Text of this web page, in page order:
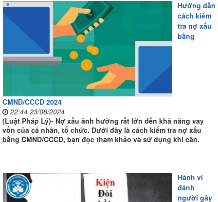
Hướng dẫn
cách kiểm
tra nợ xấu
bằng
CMND/CCCD 2024
22:44 23/08/2024
(Luật Pháp Lý)- Nợ xấu ảnh hưởng rất lớn đến khả năng vay
vốn của cá nhân, tổ chức. Dưới đây là cách kiểm tra nợ xấu
bằng CMND/CCCD, bạn đọc tham khảo và sử dụng khi cần.
Hành vi
đánh
người gây